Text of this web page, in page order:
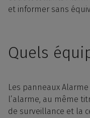
et informer sans
Quels
Les panneaux
l’alarme, au même
de surveillance et la